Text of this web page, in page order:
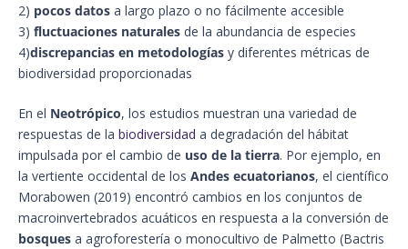
2) pocos datos a largo plazo o no fácilmente accesible
3) fluctuaciones naturales de la abundancia de especies
4)discrepancias en metodologías y diferentes métricas de
biodiversidad proporcionadas
En el Neotrópico, los estudios muestran una variedad de
respuestas de la biodiversidad a degradación del hábitat
impulsada por el cambio de uso de la tierra. Por ejemplo, en
la vertiente occidental de los Andes ecuatorianos, el científico
Morabowen (2019) encontró cambios en los conjuntos de
macroinvertebrados acuáticos en respuesta a la conversión de
bosques a agroforestería o monocultivo de Palmetto (Bactris